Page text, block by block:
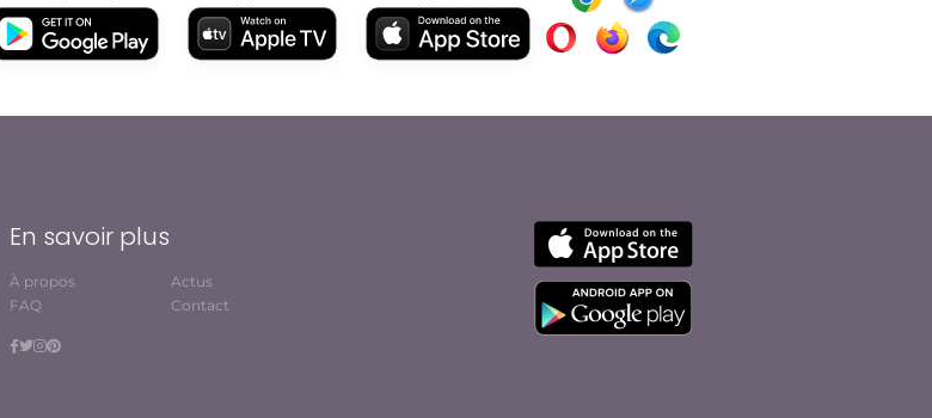
En savoir plus
À propos
FAQ
Actus
Contact